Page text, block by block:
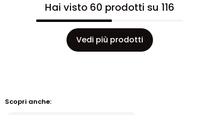
Hai visto 60 prodotti su 116
Vedi più prodotti
Scopri anche: